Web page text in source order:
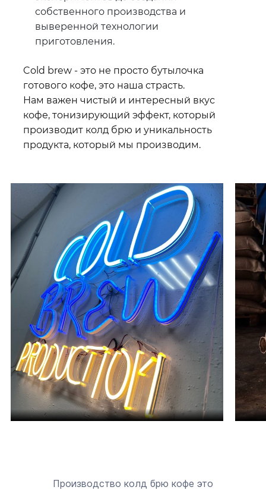
собственного производства и
выверенной технологии
приготовления.
Cold brew - это не просто бутылочка
готового кофе, это наша страсть.
Нам важен чистый и интересный вкус
кофе, тонизирующий эффект, который
производит колд брю и уникальность
продукта, который мы производим.
Производство колд брю кофе это